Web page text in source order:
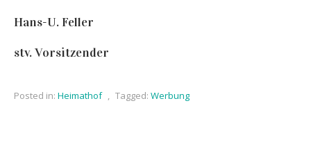
Hans-U. Feller
stv. Vorsitzender
Posted in: Heimathof , Tagged: Werbung